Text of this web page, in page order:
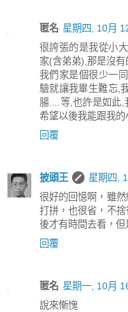
匿名 星期四, 10月
很誇張的是我從小
家(含弟弟),那是沒有
我們家是個很少一
驗就讓我畢生難忘,
腸....等,也許是如此
希望以後我能跟我
回覆
披頭王
星期四,
很好的回憶啊，雖
打拼，也很省，不
後才有時間去看，但
回覆
匿名 星期一, 10月
說來慚愧